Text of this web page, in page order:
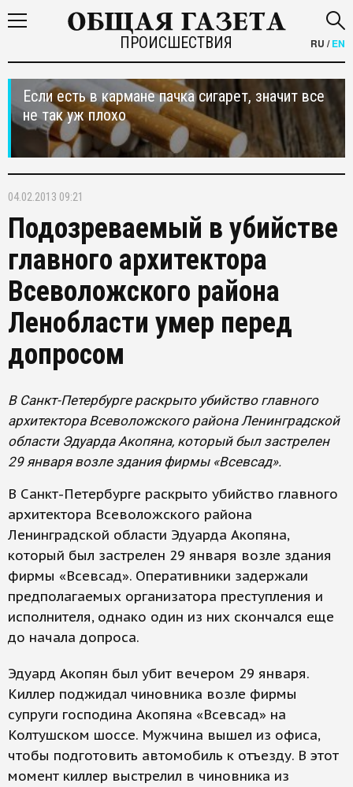
ПРОИСШЕСТВИЯ RU /EN
Если есть в кармане пачка сигарет, значит все
не так уж плохо
04.02.2013 09:21
Подозреваемый в убийстве
главного архитектора
Всеволожского района
Ленобласти умер перед
допросом
В Санкт-Петербурге раскрыто убийство главного
архитектора Всеволожского района Ленинградской
области Эдуарда Акопяна, который был застрелен
29 января возле здания фирмы «Всевсад».
В Санкт-Петербурге раскрыто убийство главного
архитектора Всеволожского района
Ленинградской области Эдуарда Акопяна,
который был застрелен 29 января возле здания
фирмы «Всевсад». Оперативники задержали
предполагаемых организатора преступления и
исполнителя, однако один из них скончался еще
до начала допроса.
Эдуард Акопян был убит вечером 29 января.
Киллер поджидал чиновника возле фирмы
супруги господина Акопяна «Всевсад» на
Колтушском шоссе. Мужчина вышел из офиса,
чтобы подготовить автомобиль к отъезду. В этот
момент киллер выстрелил в чиновника из